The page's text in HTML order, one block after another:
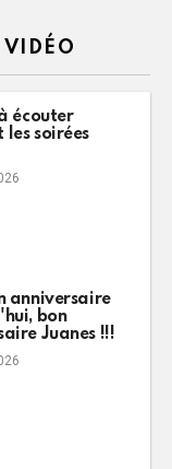
VIDÉO
écouter
les soirées
anniversaire
bon
Juanes !!!